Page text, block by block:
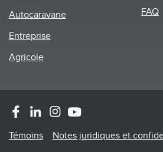
Autocaravane
Entreprise
Agricole
FAQ
Footer
Témoins Notes juridiques et